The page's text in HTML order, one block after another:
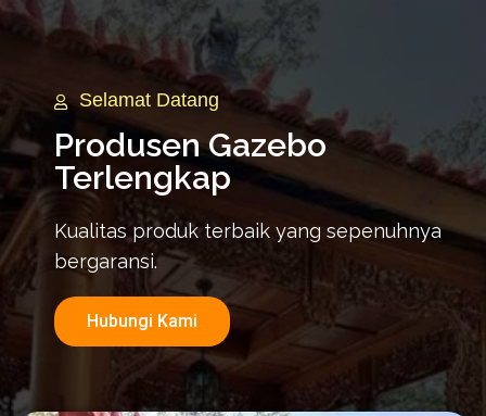
Selamat Datang
Produsen Gazebo
Terlengkap
Kualitas produk terbaik yang sepenuhnya
bergaransi.
Hubungi Kami